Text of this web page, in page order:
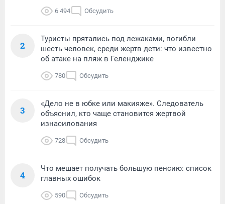
6 494 Обсудить
2
Туристы прятались под лежаками, погибли
шесть человек, среди жертв дети: что известно
об атаке на пляж в Геленджике
780 Обсудить
3
«Дело не в юбке или макияже». Следователь
объяснил, кто чаще становится жертвой
изнасилования
728 Обсудить
4
Что мешает получать большую пенсию: список
главных ошибок
590 Обсудить